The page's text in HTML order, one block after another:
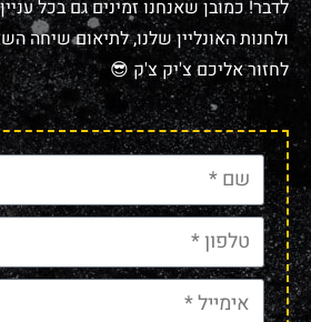
לדבר! כמובן שאנחנו זמינים גם בכל
ולחנות האונליין שלנו, לתיאום שיחה
לחזור אליכם צ'יק צ'ק 😎